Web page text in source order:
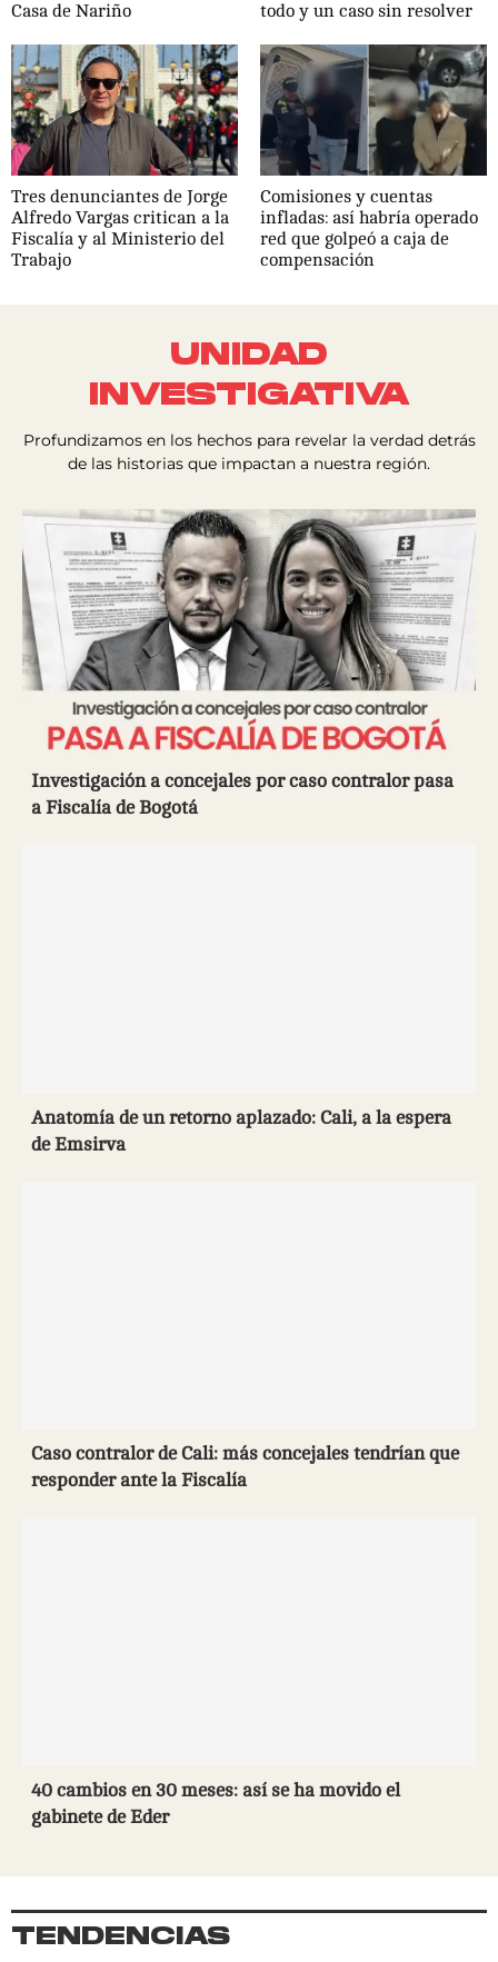
Casa de Nariño
todo y un caso sin resolver
Tres denunciantes de Jorge
Alfredo Vargas critican a la
Fiscalía y al Ministerio del
Trabajo
Comisiones y cuentas
infladas: así habría operado
red que golpeó a caja de
compensación
UNIDAD
INVESTIGATIVA
Profundizamos en los hechos para revelar la verdad detrás
de las historias que impactan a nuestra región.
Investigación a concejales por caso contralor pasa
a Fiscalía de Bogotá
Anatomía de un retorno aplazado: Cali, a la espera
de Emsirva
Caso contralor de Cali: más concejales tendrían que
responder ante la Fiscalía
40 cambios en 30 meses: así se ha movido el
gabinete de Eder
TENDENCIAS